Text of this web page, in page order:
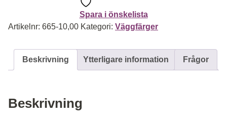
Spara i önskelista
Artikelnr: 665-10,00 Kategori: Väggfärger
Beskrivning Ytterligare information Frågor
Beskrivning